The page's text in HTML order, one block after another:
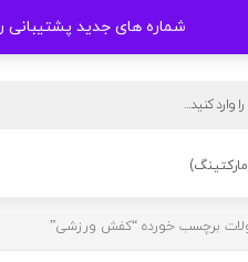
شماره های جدید پشتیبانی رزمیلو 02177299823 واتس اپ
برچسب خورده “کفش ورزشی”